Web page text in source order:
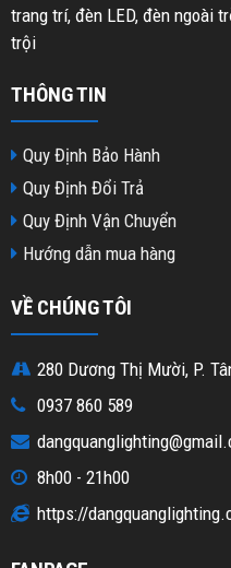
trang trí, đèn LED, đèn ngoài
trội
THÔNG TIN
Quy Định Bảo Hành
Quy Định Đổi Trả
Quy Định Vận Chuyển
Hướng dẫn mua hàng
VỀ CHÚNG TÔI
280 Dương Thị Mười, P.
0937 860 589
8h00 - 21h00
https://